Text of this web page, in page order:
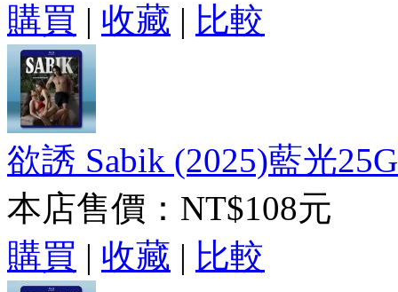
購買 | 收藏 | 比較
欲誘 Sabik (2025)藍光25G
本店售價： NT$108元
購買 | 收藏 | 比較